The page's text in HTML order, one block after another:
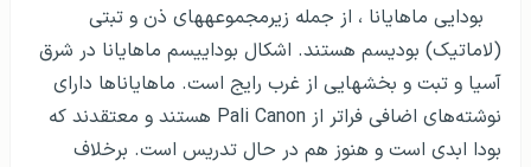
بودایی ماهایانا ، از جمله زیرمجموعه­های ذن و تبتی
(لاماتیک) بودیسم هستند. اشکال بوداییسم ماهایانا در شرق
آسیا و تبت و بخش­هایی از غرب رایج است. ماهایاناها دارای
نوشته‌های اضافی فراتر از Pali Canon هستند و معتقدند که
بودا ابدی است و هنوز هم در حال تدریس است. برخلاف